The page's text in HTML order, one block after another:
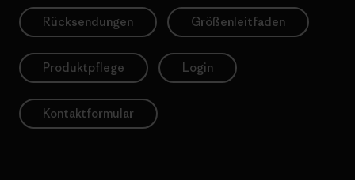
Rücksendungen Größenleitfaden
Produktpflege Login
Kontaktformular